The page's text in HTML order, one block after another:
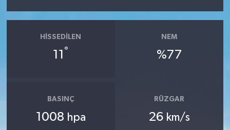
HISSEDILEN
11 °
NEM
%77
BASINÇ
1008 hpa
RÜZGAR
26 km/s